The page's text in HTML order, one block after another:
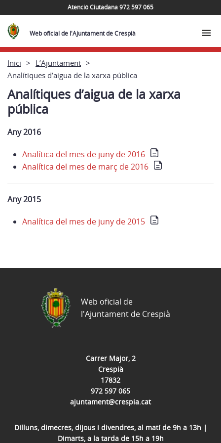
Atenció Ciutadana 972 597 065
Web oficial de l'Ajuntament de Crespià
Inici
L’Ajuntament
Analítiques d’aigua de la xarxa pública
Analítiques d’aigua de la xarxa
pública
Any 2016
Analítica del mes de juny de 2016
Analítica del mes de març de 2016
Any 2015
Analítica del mes de juny de 2015
Carrer Major, 2
Crespià
17832
972 597 065
ajuntament@crespia.cat
Dilluns, dimecres, dijous i divendres, al matí de 9h a 13h |
Dimarts, a la tarda de 15h a 19h
Web oficial de
l'Ajuntament de Crespià